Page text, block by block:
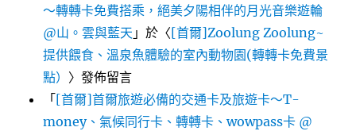
～轉轉卡免費搭乘，絕美夕陽相伴的月光音樂遊輪
@山。雲與藍天 」於〈[首爾]Zoolung Zoolung~
提供餵食、溫泉魚體驗的室內動物園(轉轉卡免費景
點） 〉發佈留言
「[首爾]首爾旅遊必備的交通卡及旅遊卡～T-
money、氣候同行卡、轉轉卡、wowpass卡 @